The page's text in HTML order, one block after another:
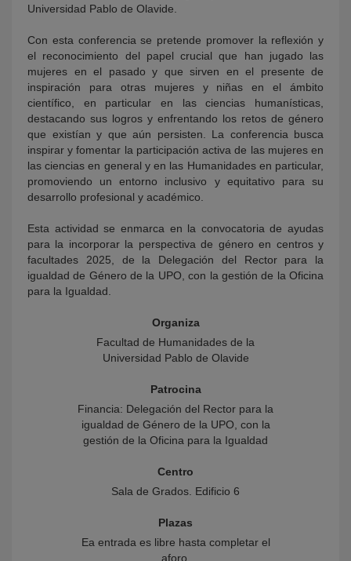
Universidad Pablo de Olavide.
Con esta conferencia se pretende promover la reflexión y
el reconocimiento del papel crucial que han jugado las
mujeres en el pasado y que sirven en el presente de
inspiración para otras mujeres y niñas en el ámbito
científico, en particular en las ciencias humanísticas,
destacando sus logros y enfrentando los retos de género
que existían y que aún persisten. La conferencia busca
inspirar y fomentar la participación activa de las mujeres en
las ciencias en general y en las Humanidades en particular,
promoviendo un entorno inclusivo y equitativo para su
desarrollo profesional y académico.
Esta actividad se enmarca en la convocatoria de ayudas
para la incorporar la perspectiva de género en centros y
facultades 2025, de la Delegación del Rector para la
igualdad de Género de la UPO, con la gestión de la Oficina
para la Igualdad.
Organiza
Facultad de Humanidades de la
Universidad Pablo de Olavide
Patrocina
Financia: Delegación del Rector para la
igualdad de Género de la UPO, con la
gestión de la Oficina para la Igualdad
Centro
Sala de Grados. Edificio 6
Plazas
Ea entrada es libre hasta completar el
aforo.